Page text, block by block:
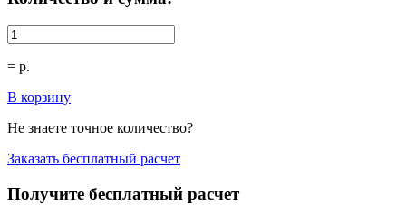
= р.
В корзину
Не знаете точное количество?
Заказать бесплатный расчет
Получите бесплатный расчет